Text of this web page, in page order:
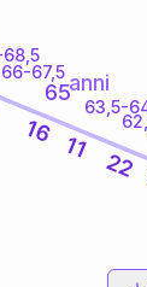
63,5-
66-67,5
68,5
22
11
16
65anni